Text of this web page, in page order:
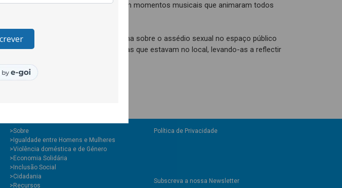
cosmética natural, havendo também momentos musicais que animaram todos
Destaque, ainda, para uma campanha sobre o assédio sexual no espaço público
que procurou sensibilizar as pessoas que estavam no local, levando-as a reflectir
>Sobre
>Igualdade entre Homens e Mulheres
>Violência doméstica e de Género
>Economia Solidária
>Inclusão Social
>Cidadania
>Recursos
Política de Privacidade
Subscreva a nossa Newsletter